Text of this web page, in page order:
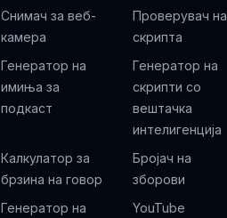
Снимач за веб-
камера
Проверувач на
скрипта
Генератор на
имиња за
подкаст
Генератор на
скрипти со
вештачка
интелигенција
Калкулатор за
брзина на говор
Бројач на
зборови
Генератор на
YouTube